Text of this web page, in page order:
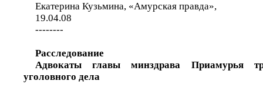
Екатерина Кузьмина, «Амурская правда»,
19.04.08
--------
Расследование
Адвокаты главы минздрава Приамурья
уголовного дела